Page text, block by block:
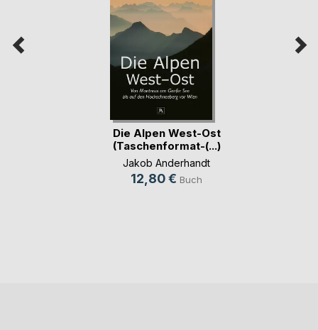
Die Alpen West-Ost
(Taschenformat-(...)
Jakob Anderhandt
12,80 € Buch